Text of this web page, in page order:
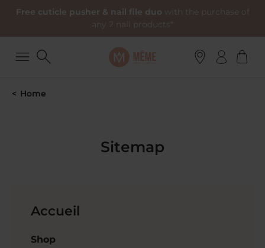
Free cuticle pusher & nail file duo with the purchase of
any 2 nail products*
Home
Sitemap
Accueil
Shop